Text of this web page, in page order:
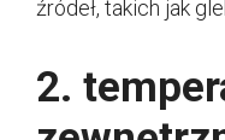
źródeł, takich jak
2.